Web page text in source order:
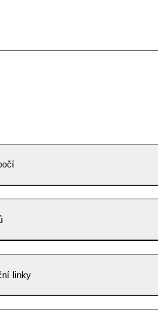
linky